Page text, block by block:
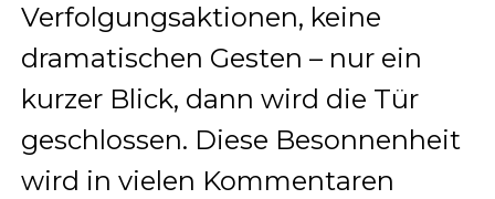
Verfolgungsaktionen, keine
dramatischen Gesten – nur ein
kurzer Blick, dann wird die Tür
geschlossen. Diese Besonnenheit
wird in vielen Kommentaren